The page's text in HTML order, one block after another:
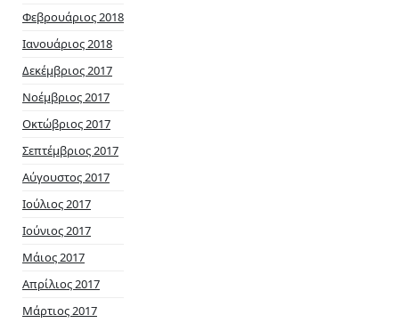
Φεβρουάριος 2018
Ιανουάριος 2018
Δεκέμβριος 2017
Νοέμβριος 2017
Οκτώβριος 2017
Σεπτέμβριος 2017
Αύγουστος 2017
Ιούλιος 2017
Ιούνιος 2017
Μάιος 2017
Απρίλιος 2017
Μάρτιος 2017